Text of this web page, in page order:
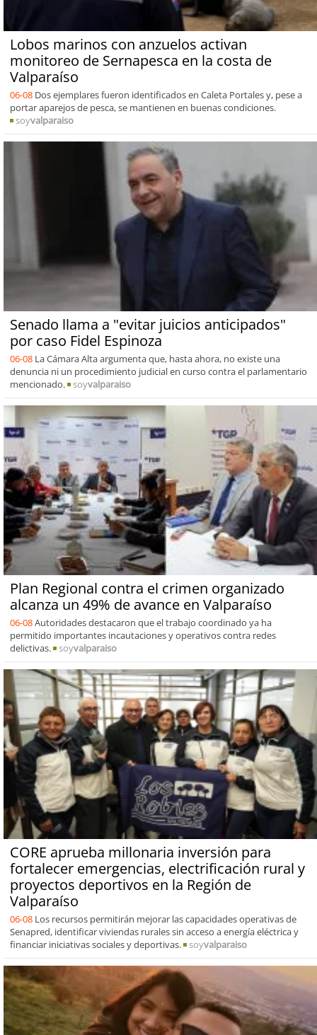
Lobos marinos con anzuelos activan
monitoreo de Sernapesca en la costa de
Valparaíso
06-08 Dos ejemplares fueron identificados en Caleta Portales y, pese a
portar aparejos de pesca, se mantienen en buenas condiciones.
soyvalparaiso
Senado llama a "evitar juicios anticipados"
por caso Fidel Espinoza
06-08 La Cámara Alta argumenta que, hasta ahora, no existe una
denuncia ni un procedimiento judicial en curso contra el parlamentario
mencionado.
soyvalparaiso
Plan Regional contra el crimen organizado
alcanza un 49% de avance en Valparaíso
06-08Autoridades destacaron que el trabajo coordinado ya ha
permitido importantes incautaciones y operativos contra redes
delictivas.
soyvalparaiso
CORE aprueba millonaria inversión para
fortalecer emergencias, electrificación rural y
proyectos deportivos en la Región de
Valparaíso
06-08 Los recursos permitirán mejorar las capacidades operativas de
Senapred, identificar viviendas rurales sin acceso a energía eléctrica y
financiar iniciativas sociales y deportivas.
soyvalparaiso